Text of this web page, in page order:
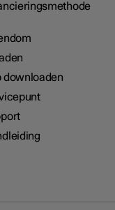
downloaden